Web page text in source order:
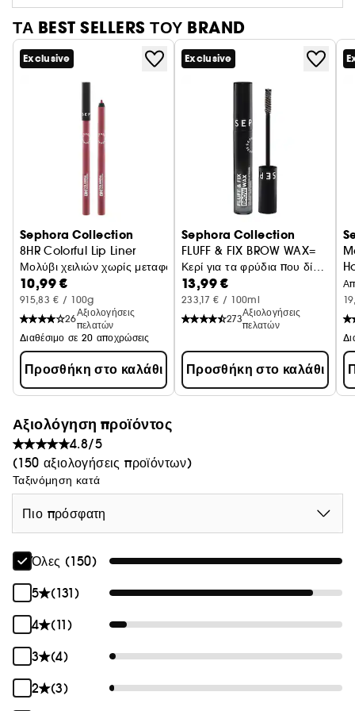
καθαρισμού πινέλων της Sephora Collection. *Οι
τρίχες είναι κατασκευασμένες από συνθετικές ίνες
ΤΑ BEST SELLERS ΤΟΥ BRAND
Exclusive
Sephora Collection
8HR Colorful Lip Liner
Μολύβι χειλιών χωρίς μεταφορά
10,99 €
915,83 € / 100g
26
Αξιολογήσεις
πελατών
Διαθέσιμο σε 20 αποχρώσεις
Προσθήκη στο καλάθι
Exclusive
Sephora Collection
FLUFF & FIX BROW WAX=
Κερί για τα φρύδια που δίνει
υφή και στερεώνει
13,99 €
233,17 € / 100ml
273
Αξιολογήσεις
πελατών
Προσθήκη στο καλάθι
Αξιολόγηση προϊόντος
4.8/5
(150 αξιολογήσεις προϊόντων)
Ταξινόμηση κατά
Πιο πρόσφατη
Όλες (150)
5
(131)
4
(11)
3
(4)
2
(3)